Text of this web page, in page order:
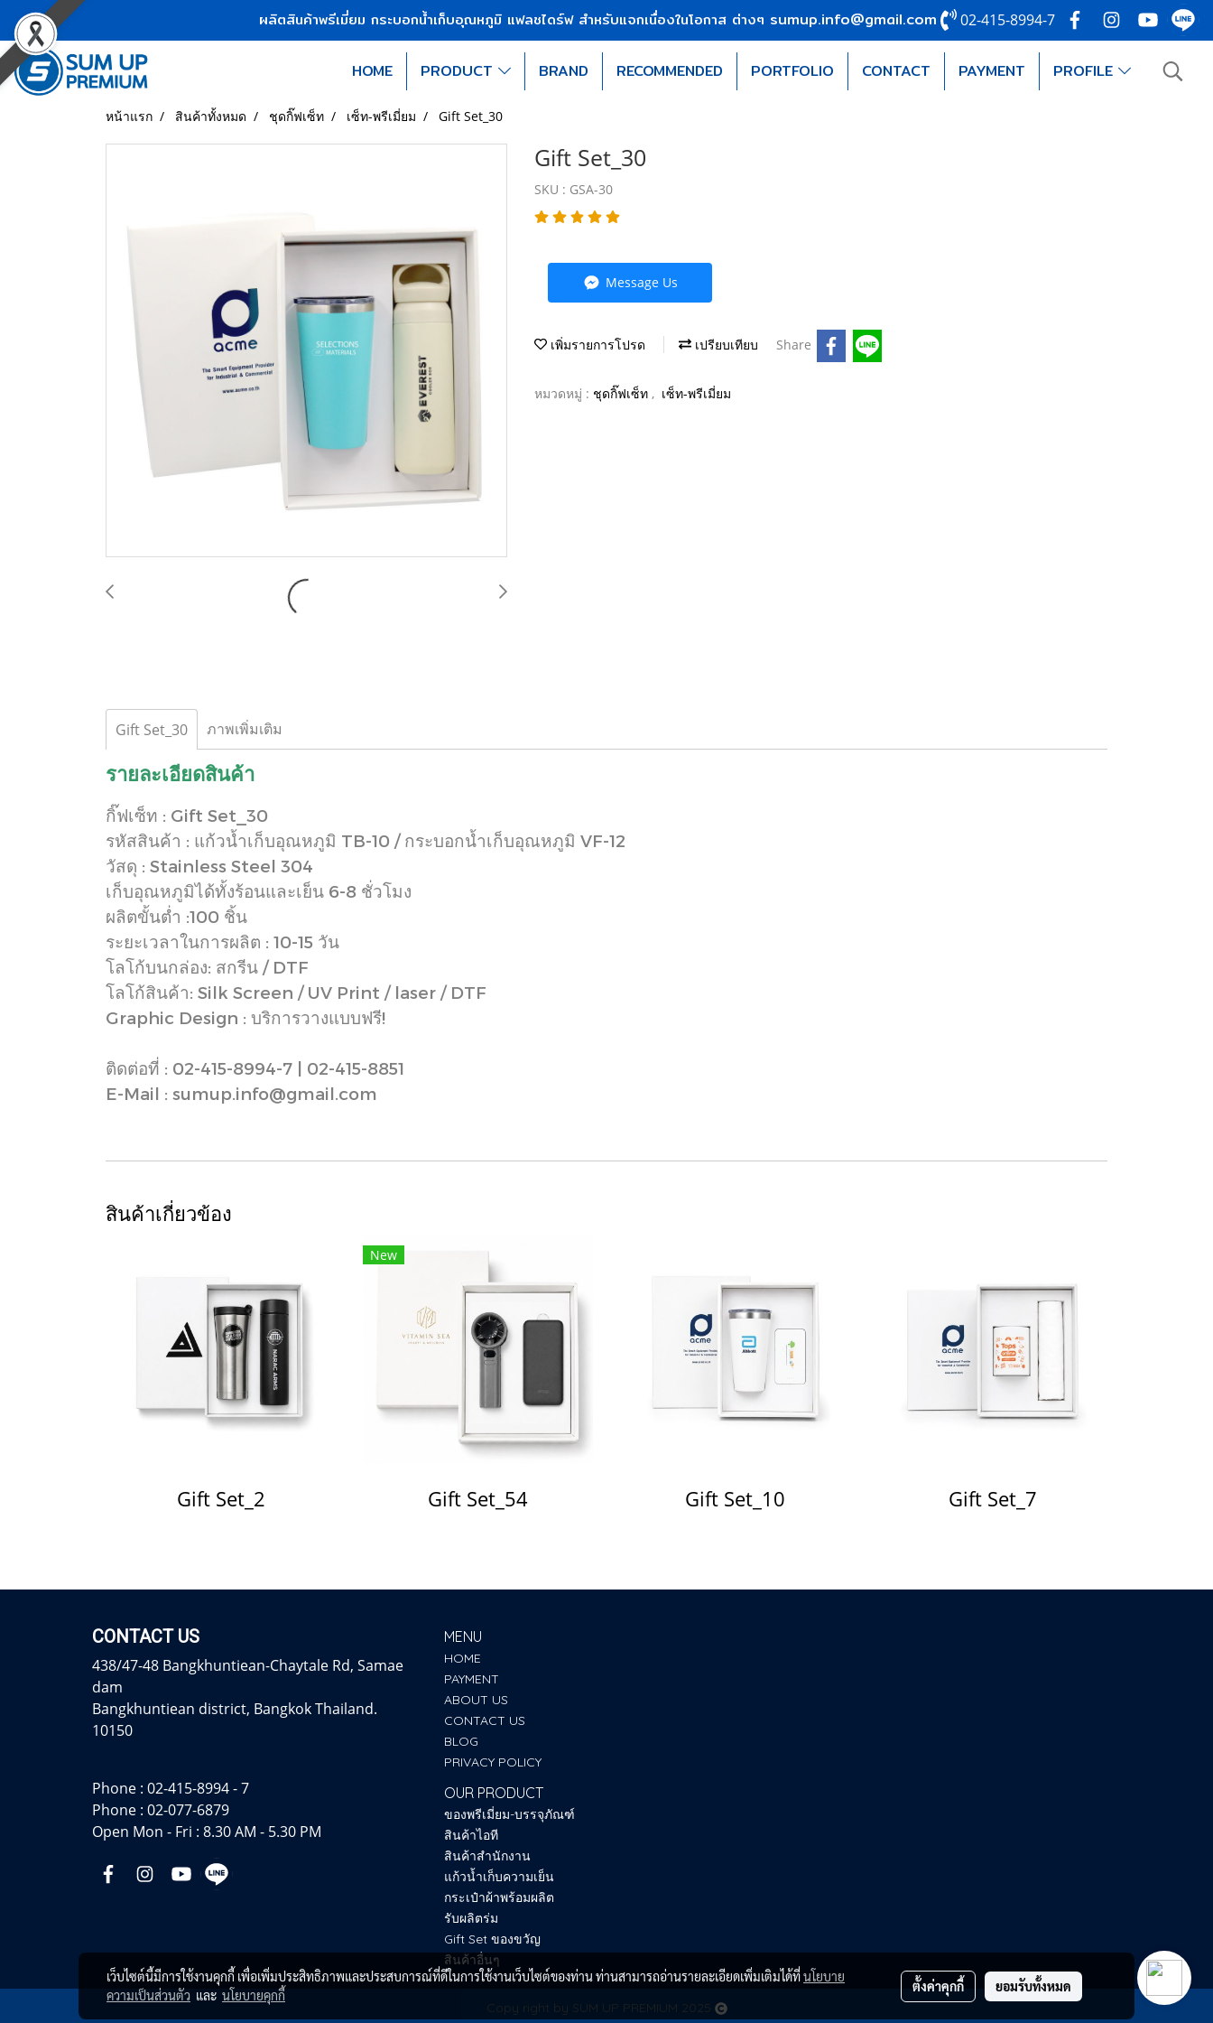
ผลิตสินค้าพรีเมี่ยม กระบอกน้ำเก็บอุณหภูมิ แฟลชไดร์ฟ สำหรับแจกเนื่องในโอกาส ต่างๆ sumup.info@gmail.com 02-415-8994-7
HOME PRODUCT BRAND RECOMMENDED PORTFOLIO CONTACT PAYMENT PROFILE
หน้าแรก สินค้าทั้งหมด ชุดกิ๊ฟเซ็ท เซ็ท-พรีเมี่ยม Gift Set_30
Gift Set_30
SKU : GSA-30
Message Us
เพิ่มรายการโปรด เปรียบเทียบ Share
หมวดหมู่ : ชุดกิ๊ฟเซ็ท , เซ็ท-พรีเมี่ยม
Gift Set_30 ภาพเพิ่มเติม
รายละเอียดสินค้า
กิ๊ฟเซ็ท : Gift Set_30
รหัสสินค้า : แก้วน้ำเก็บอุณหภูมิ TB-10 / กระบอกน้ำเก็บอุณหภูมิ VF-12
วัสดุ : Stainless Steel 304
เก็บอุณหภูมิได้ทั้งร้อนและเย็น 6-8 ชั่วโมง
ผลิตขั้นต่ำ :100 ชิ้น
ระยะเวลาในการผลิต : 10-15 วัน
โลโก้บนกล่อง: สกรีน / DTF
โลโก้สินค้า: Silk Screen / UV Print / laser / DTF
Graphic Design : บริการวางแบบฟรี!
ติดต่อที่ : 02-415-8994-7 | 02-415-8851
E-Mail : sumup.info@gmail.com
สินค้าเกี่ยวข้อง
Gift Set_2
New
Gift Set_54 Gift Set_10 Gift Set_7
CONTACT US
438/47-48 Bangkhuntiean-Chaytale Rd, Samae
dam
Bangkhuntiean district, Bangkok Thailand.
10150
Phone : 02-415-8994 - 7
Phone : 02-077-6879
Open Mon - Fri : 8.30 AM - 5.30 PM
MENU
HOME
PAYMENT
ABOUT US
CONTACT US
BLOG
PRIVACY POLICY
OUR PRODUCT
ของพรีเมี่ยม-บรรจุภัณฑ์
สินค้าไอที
สินค้าสำนักงาน
แก้วน้ำเก็บความเย็น
กระเป๋าผ้าพร้อมผลิต
รับผลิตร่ม
Gift Set ของขวัญ
สินค้าอื่นๆ
Copy right by SUM UP PREMIUM 2025
เว็บไซต์นี้มีการใช้งานคุกกี้ เพื่อเพิ่มประสิทธิภาพและประสบการณ์ที่ดีในการใช้งานเว็บไซต์ของท่าน ท่านสามารถอ่านรายละเอียดเพิ่มเติมได้ที่นโยบาย
ความเป็นส่วนตัว และ นโยบายคุกกี้
ตั้งค่าคุกกี้ ยอมรับทั้งหมด